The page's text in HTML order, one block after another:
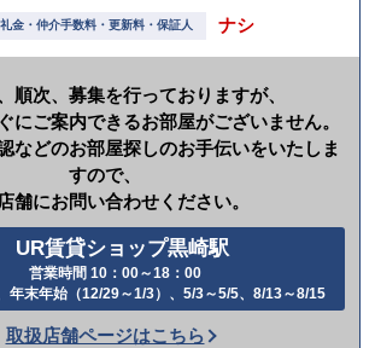
礼金・仲介手数料・更新料・保証人 ナシ
順次、募集を行っておりますが、
にご案内できるお部屋がございません。
などのお部屋探しのお手伝いをいたしま
すので、
舗にお問い合わせください。
UR賃貸ショップ黒崎駅
営業時間 10：00～18：00
年末年始（12/29～1/3）、5/3～5/5、8/13～8/15
話
取扱店舗ページはこちら